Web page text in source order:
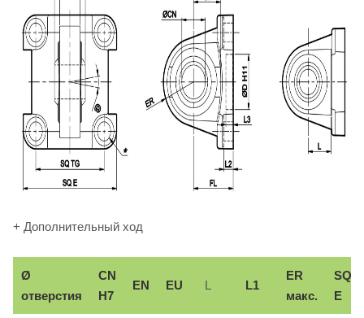
+ Дополнительный ход
Ø
отверстия
СN
H7
EN EU L L1
ER
макс.
SQ
E